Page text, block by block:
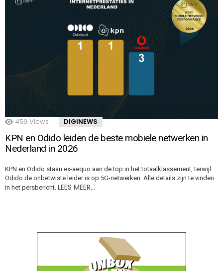
459 Views DIGINEWS
KPN en Odido leiden de beste mobiele netwerken in
Nederland in 2026
KPN en Odido staan ex-aequo aan de top in het totaalklassement, terwijl
Odido de onbetwiste leider is op 5G-netwerken. Alle details zijn te vinden
in het persbericht. LEES MEER…